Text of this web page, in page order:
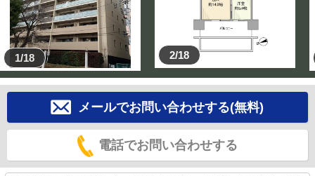
1/18 2/18
メールでお問い合わせする(無料)
電話でお問い合わせする